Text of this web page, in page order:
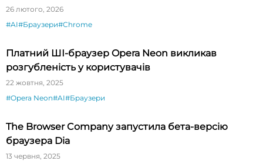
26 лютого, 2026
#AI#Браузери#Chrome
Платний ШІ-браузер Opera Neon викликав
розгубленість у користувачів
22 жовтня, 2025
#Opera Neon#AI#Браузери
The Browser Company запустила бета-версію
браузера Dia
13 червня, 2025